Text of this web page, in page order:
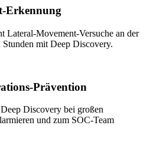
Erkennung
Lateral-Movement-Versuche an der
mit Deep Discovery.
Prävention
Discovery bei großen
und zum SOC-Team